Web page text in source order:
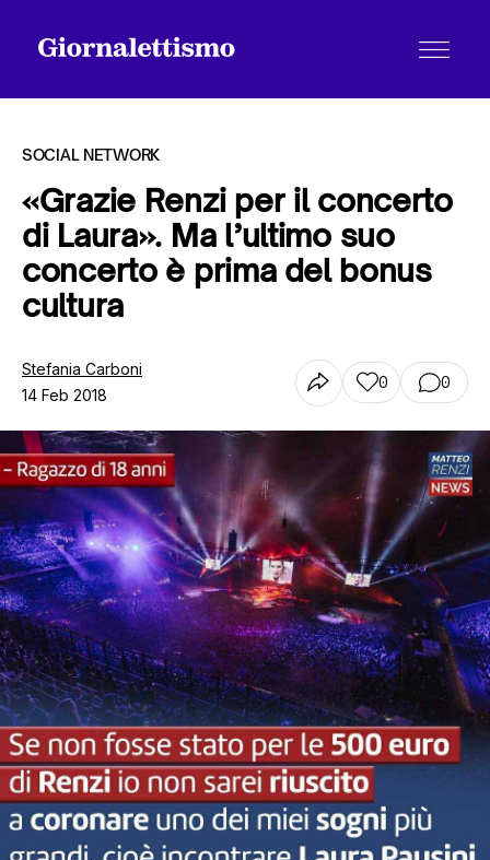
Tutti gli articoli
SOCIAL NETWORK
«Grazie Renzi per il concerto
di Laura». Ma l’ultimo suo
concerto è prima del bonus
cultura
Stefania Carboni
14 Feb 2018
0 0